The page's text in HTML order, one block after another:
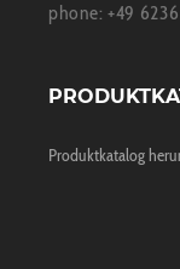
phone: +49
Produktkatalog